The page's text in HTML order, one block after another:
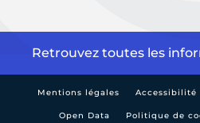
Retrouvez toutes les
Mentions légales Accessibilité
Open Data Politique de